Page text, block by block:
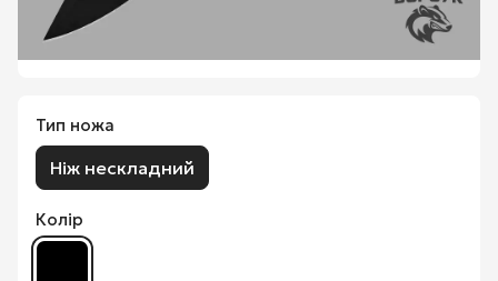
Тип ножа
Ніж нескладний
Колір